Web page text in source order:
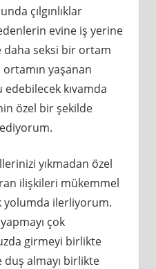
çılgınlıklar
evine iş yerine
daha seksi bir ortam
yaşanan
kıvamda
özel bir şekilde
yıkmadan özel
ilişkileri mükemmel
yolumda ilerliyorum.
çok
girmeyi birlikte
almayı birlikte